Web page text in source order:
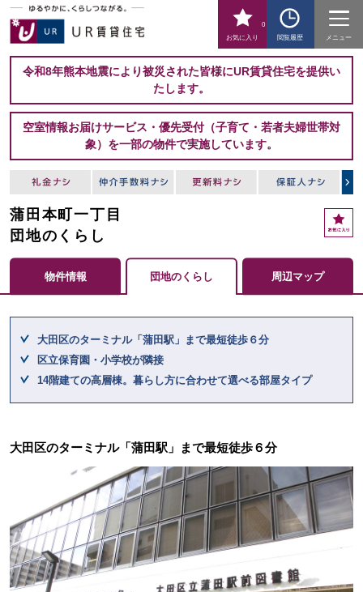
お気に入り
0
閲覧履歴
メニュー
令和8年熊本地震により被災された皆様にUR賃貸住宅を提供い
たします。
空室情報お届けサービス・優先受付（子育て・若者夫婦世帯対
象）を一部の物件で実施しています。
蒲田本町一丁目
団地のくらし
お
気
入
り
物件情報 団地のくらし 周辺マップ
大田区のターミナル「蒲田駅」まで最短徒歩６分
区立保育園・小学校が隣接
14階建ての高層棟。暮らし方に合わせて選べる部屋タイプ
大田区のターミナル「蒲田駅」まで最短徒歩６分